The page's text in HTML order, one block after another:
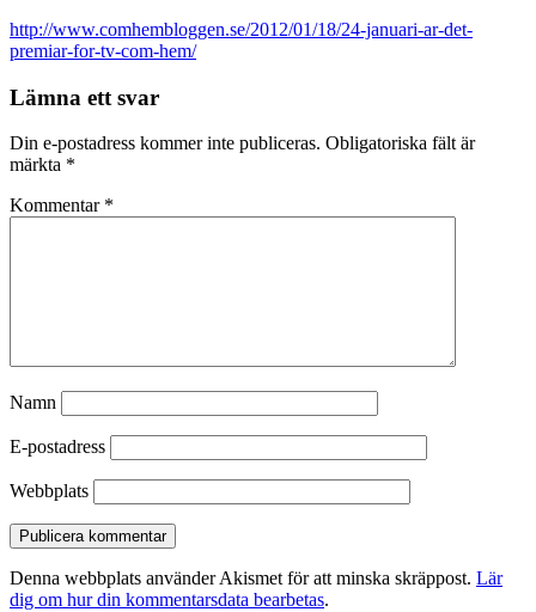
http://www.comhembloggen.se/2012/01/18/24-januari-ar-det-
premiar-for-tv-com-hem/
Lämna ett svar
Din e-postadress kommer inte publiceras. Obligatoriska fält är
märkta *
Kommentar *
Namn
E-postadress
Webbplats
Denna webbplats använder Akismet för att minska skräppost. Lär
dig om hur din kommentarsdata bearbetas.